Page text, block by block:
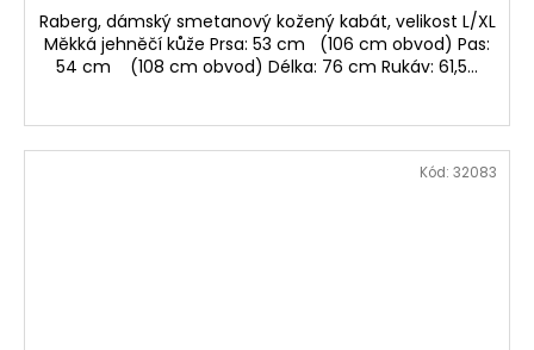
Raberg, dámský smetanový kožený kabát, velikost L/XL
Měkká jehněčí kůže Prsa: 53 cm (106 cm obvod) Pas:
54 cm (108 cm obvod) Délka: 76 cm Rukáv: 61,5...
Kód: 32083